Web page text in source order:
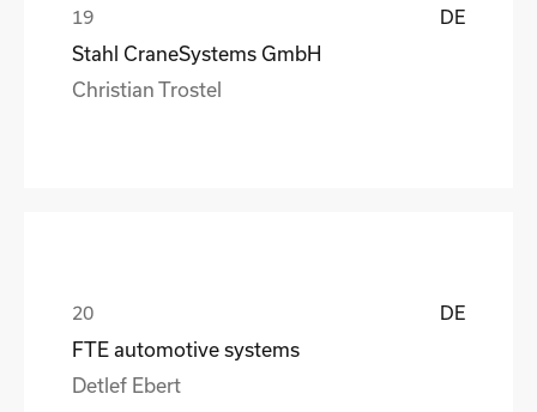
DE
Stahl CraneSystems GmbH
Christian Trostel
DE
FTE automotive systems
Detlef Ebert